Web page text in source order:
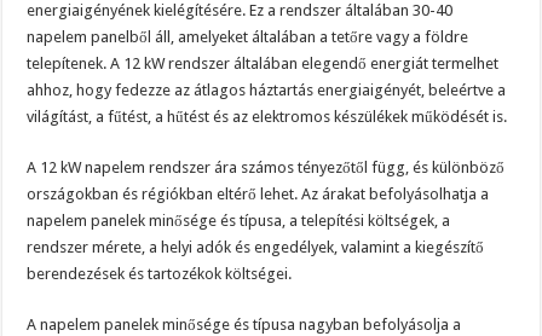
energiaigényének kielégítésére. Ez a rendszer általában 30-40
napelem panelből áll, amelyeket általában a tetőre vagy a földre
telepítenek. A 12 kW rendszer általában elegendő energiát termelhet
ahhoz, hogy fedezze az átlagos háztartás energiaigényét, beleértve a
világítást, a fűtést, a hűtést és az elektromos készülékek működését is.
A 12 kW napelem rendszer ára számos tényezőtől függ, és különböző
országokban és régiókban eltérő lehet. Az árakat befolyásolhatja a
napelem panelek minősége és típusa, a telepítési költségek, a
rendszer mérete, a helyi adók és engedélyek, valamint a kiegészítő
berendezések és tartozékok költségei.
A napelem panelek minősége és típusa nagyban befolyásolja a